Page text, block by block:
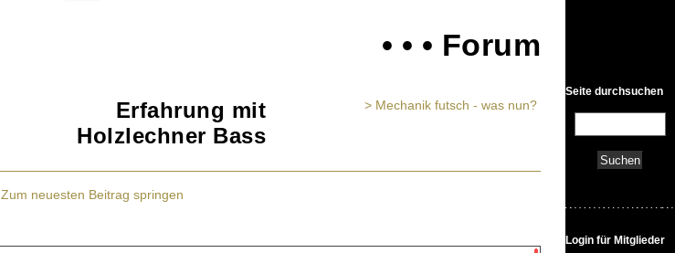
Seite durchsuchen
Login für Mitglieder
• • • Forum
Erfahrung mit
Holzlechner Bass
> Mechanik futsch - was nun?
Zum neuesten Beitrag springen